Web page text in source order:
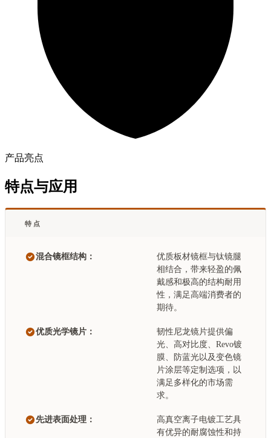
产品亮点
特点与应用
特点
混合镜框结构：
优质板材镜框与钛镜腿
相结合，带来轻盈的佩
戴感和极高的结构耐用
性，满足高端消费者的
期待。
优质光学镜片：
韧性尼龙镜片提供偏
光、高对比度、Revo镀
膜、防蓝光以及变色镜
片涂层等定制选项，以
满足多样化的市场需
求。
先进表面处理：
高真空离子电镀工艺具
有优异的耐腐蚀性和持